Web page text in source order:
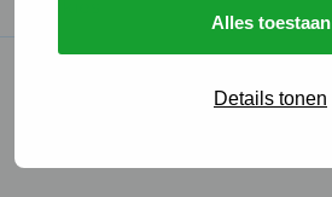
Alles toestaan
Details tonen